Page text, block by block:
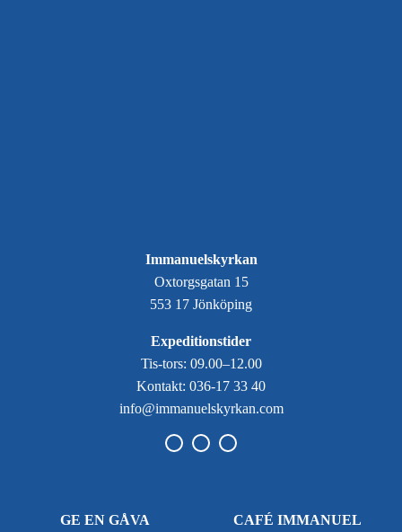
Immanuelskyrkan
Oxtorgsgatan 15
553 17 Jönköping
Expeditionstider
Tis-tors: 09.00–12.00
Kontakt: 036-17 33 40
info@immanuelskyrkan.com
GE EN GÅVA CAFÉ IMMANUEL